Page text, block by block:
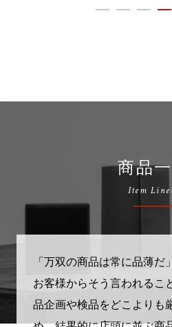
商品
Item
「万双の商品は常に品薄だ」
お客様からそう言われるこ
品企画や検品をどこよりも